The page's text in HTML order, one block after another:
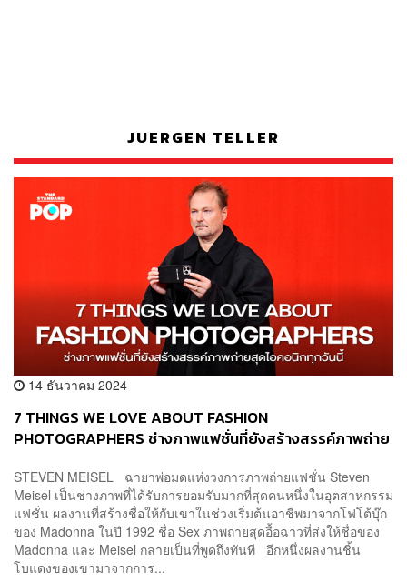
JUERGEN TELLER
14 ธันวาคม 2024
7 THINGS WE LOVE ABOUT FASHION
PHOTOGRAPHERS ช่างภาพแฟชั่นที่ยังสร้างสรรค์ภาพถ่าย
STEVEN MEISEL ฉายาพ่อมดแห่งวงการภาพถ่ายแฟชั่น Steven
Meisel เป็นช่างภาพที่ได้รับการยอมรับมากที่สุดคนหนึ่งในอุตสาหกรรม
แฟชั่น ผลงานที่สร้างชื่อให้กับเขาในช่วงเริ่มต้นอาชีพมาจากโฟโต้บุ๊ก
ของ Madonna ในปี 1992 ชื่อ Sex ภาพถ่ายสุดอื้อฉาวที่ส่งให้ชื่อของ
Madonna และ Meisel กลายเป็นที่พูดถึงทันที อีกหนึ่งผลงานชิ้น
โบแดงของเขามาจากการ...